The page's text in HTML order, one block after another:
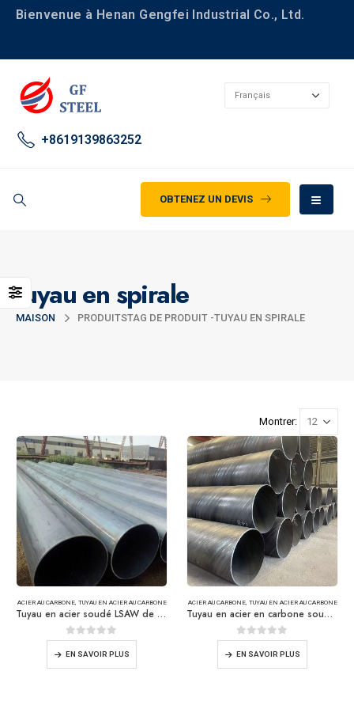
Bienvenue à Henan Gengfei Industrial Co., Ltd.
+8619139863252
OBTENEZ UN DEVIS
tuyau en spirale
MAISON PRODUITSTAG DE PRODUIT -TUYAU EN SPIRALE
Montrer:
ACIER AU CARBONE, TUYAU EN ACIER AU CARBONE
Tuyau en acier soudé LSAW de grand diamètre
0sur 5
EN SAVOIR PLUS
ACIER AU CARBONE, TUYAU EN ACIER AU CARBONE
Tuyau en acier en carbone soudé en spirale
0sur 5
EN SAVOIR PLUS